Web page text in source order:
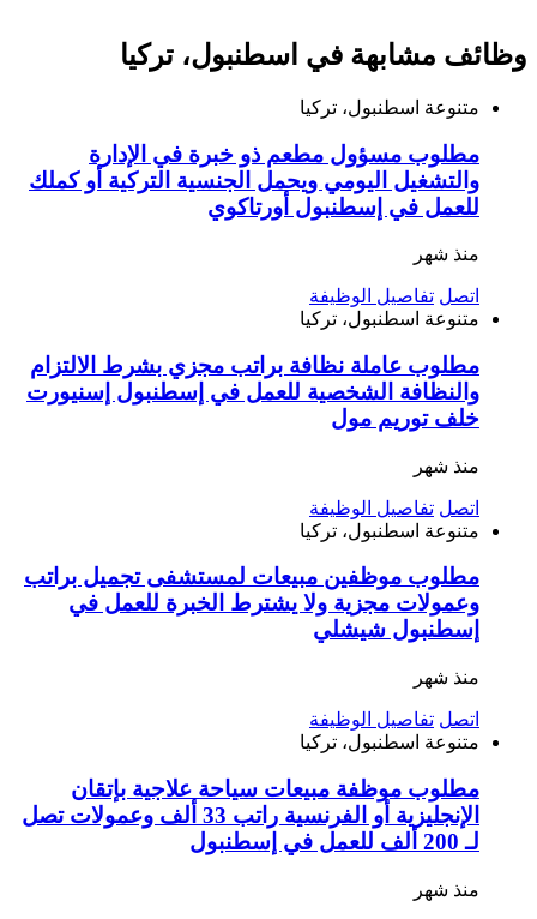
وظائف مشابهة في اسطنبول، تركيا
متنوعة اسطنبول، تركيا
مطلوب مسؤول مطعم ذو خبرة في الإدارة
والتشغيل اليومي ويحمل الجنسية التركية أو كملك
للعمل في إسطنبول أورتاكوي
منذ شهر
اتصل تفاصيل الوظيفة
متنوعة اسطنبول، تركيا
مطلوب عاملة نظافة براتب مجزي بشرط الالتزام
والنظافة الشخصية للعمل في إسطنبول إسنيورت
خلف توريم مول
منذ شهر
اتصل تفاصيل الوظيفة
متنوعة اسطنبول، تركيا
مطلوب موظفين مبيعات لمستشفى تجميل براتب
وعمولات مجزية ولا يشترط الخبرة للعمل في
إسطنبول شيشلي
منذ شهر
اتصل تفاصيل الوظيفة
متنوعة اسطنبول، تركيا
مطلوب موظفة مبيعات سياحة علاجية بإتقان
الإنجليزية أو الفرنسية راتب 33 ألف وعمولات تصل
لـ 200 ألف للعمل في إسطنبول
منذ شهر